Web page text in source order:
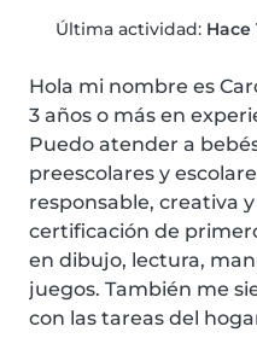
Última actividad: Hace
Hola mi nombre es
3 años o más en
Puedo atender a
preescolares y
responsable, creativa
certificación de
en dibujo, lectura,
juegos. También me
con las tareas del